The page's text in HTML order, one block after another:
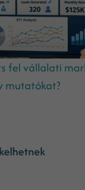
fel vállalati
mutatókat?